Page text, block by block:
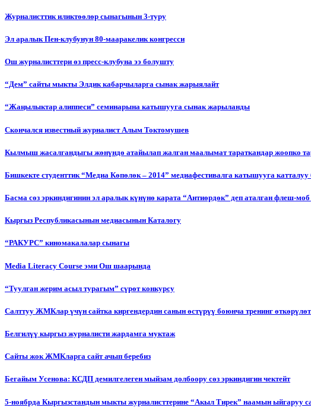
Журналисттик иликтөөлөр сынагынын 3-туру
Эл аралык Пен-клубунун 80-мааракелик конгресси
Ош журналисттери өз пресс-клубуна ээ болушту
“Дем” сайты мыкты Элдик кабарчыларга сынак жарыялайт
“Жаңылыктар алиппеси” семинарына катышууга сынак жарыланды
Cкончался известный журналист Алым Токтомушев
Кылмыш жасалгандыгы жөнүндө атайылап жалган маалымат тараткандар жоопко
Бишкекте студенттик “Медиа Көпөлөк – 2014” медиафестивалга катышууга
Басма сөз эркиндигинин эл аралык күнүнө карата “Антиөрдөк” деп аталган флеш-
Кыргыз Республикасынын медиасынын Каталогу
“РАКУРС” киномакалалар сынагы
Media Literacy Сourse эми Ош шаарында
“Туулган жерим асыл турагым” сүрөт конкурсу
Салттуу ЖМКлар үчүн сайтка киргендердин санын өстүрүү боюнча тренинг өткөрүлөт
Белгилүү кыргыз журналисти жардамга муктаж
Сайты жок ЖМКларга сайт ачып беребиз
Бегайым Усенова: КСДП демилгелеген мыйзам долбоору сөз эркиндигин чектейт
5-ноябрда Кыргызстандын мыкты журналисттерине “Акыл Тирек” наамын ыйгаруу